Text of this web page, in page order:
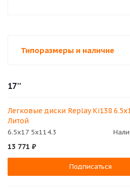
Типоразмеры и наличие
17''
Легковые диски Replay Ki138
Литой
6.5x17 5x114.3
13 771 ₽
Подписаться